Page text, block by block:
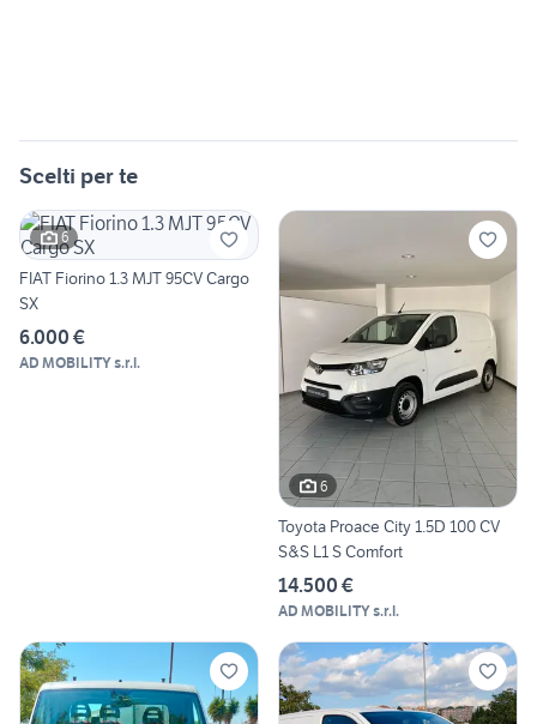
Scelti per te
6
FIAT Fiorino 1.3 MJT 95CV Cargo
SX
6.000 €
AD MOBILITY s.r.l.
6
Toyota Proace City 1.5D 100 CV
S&S L1 S Comfort
14.500 €
AD MOBILITY s.r.l.